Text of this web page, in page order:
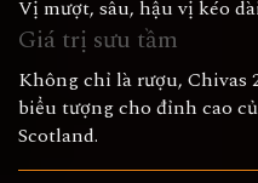
Vị mượt, sâu, hậu vị kéo
Giá trị sưu tầm
Không chỉ là rượu, Chivas
biểu tượng cho đỉnh cao
Scotland.